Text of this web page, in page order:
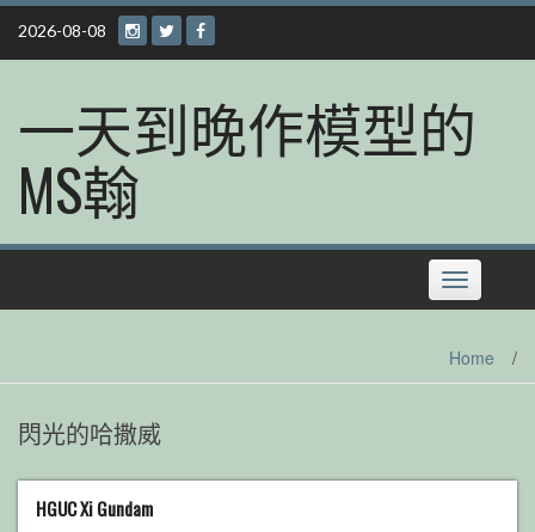
Skip
content
2026-08-08
一天到晚作模型的
MS翰
Toggle
navigation
Home /
閃光的哈撒威
HGUC Xi Gundam